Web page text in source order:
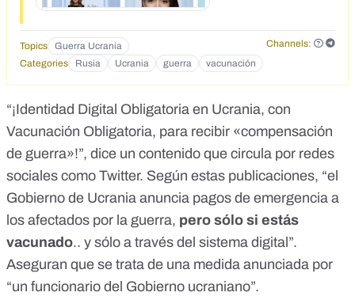
Topics Guerra Ucrania
Channels:
Categories
Rusia Ucrania guerra vacunación
“¡Identidad Digital Obligatoria en Ucrania, con
Vacunación Obligatoria, para recibir «compensación
de guerra»!”, dice un contenido que circula por redes
sociales como Twitter. Según estas publicaciones, “el
Gobierno de Ucrania anuncia pagos de emergencia a
los afectados por la guerra, pero sólo si estás
vacunado.. y sólo a través del sistema digital”.
Aseguran que se trata de una medida anunciada por
“un funcionario del Gobierno ucraniano”.